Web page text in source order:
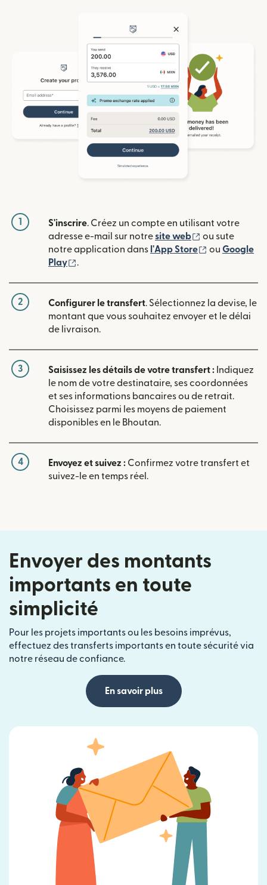
1 S'inscrire. Créez un compte en utilisant votre
adresse e-mail sur notresite web (s'ouvre dans
ou sute
notre application dans l'App Store (s'ouvre
ou Google
Play
.
2 Configurer le transfert. Sélectionnez la devise, le
montant que vous souhaitez envoyer et le délai
de livraison.
3 Saisissez les détails de votre transfert : Indiquez
le nom de votre destinataire, ses coordonnées
et ses informations bancaires ou de retrait.
Choisissez parmi les moyens de paiement
disponibles en le Bhoutan.
4 Envoyez et suivez : Confirmez votre transfert et
suivez-le en temps réel.
Envoyer des montants
importants en toute
simplicité
Pour les projets importants ou les besoins imprévus,
effectuez des transferts importants en toute sécurité via
notre réseau de confiance.
En savoir plus